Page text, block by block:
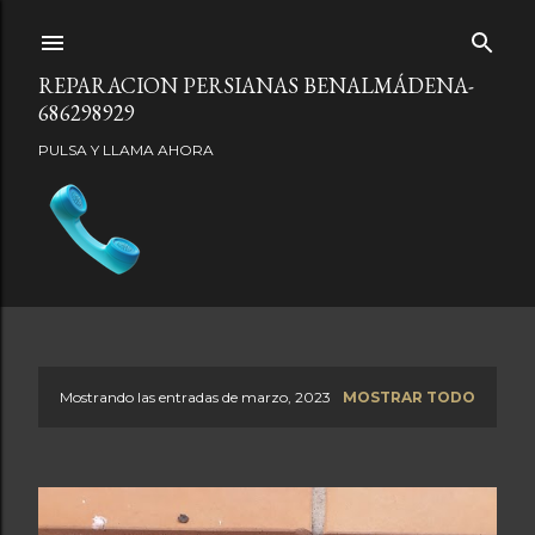
REPARACION PERSIANAS BENALMÁDENA-
686298929
PULSA Y LLAMA AHORA
t
Mostrando las entradas de marzo, 2023 MOSTRAR TODO